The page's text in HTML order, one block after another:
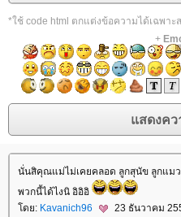
*ใช้ code html ตกแต่งข้อความได้เฉพาะ
+
นั่นสิคุณแม่ไม่เคยคลอด ลูกสุนัข ลูกแมว
พวกนี้ได้ไงนิ อิอิอิ
ดย: Kavanich96 23 ธันวาคม